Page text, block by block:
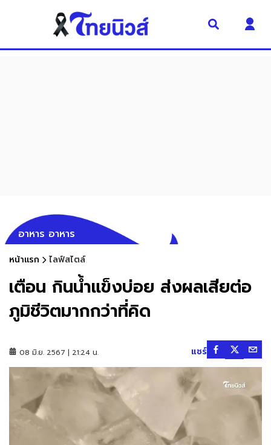
อาหาร อาหาร
หน้าแรก ไลฟ์สไตล์
เตือน กินน้ำแข็งบ่อย ส่งผลเสียต่อ
ภูมิชีวิตมากกว่าที่คิด
08 มิ.ย. 2567 | 21:24 น. แชร์